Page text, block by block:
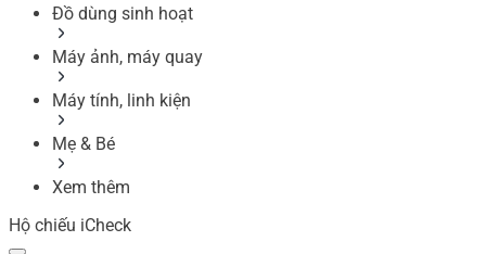
Đồ dùng sinh hoạt
Máy ảnh, máy quay
Máy tính, linh kiện
Mẹ & Bé
Xem thêm
Hộ chiếu iCheck